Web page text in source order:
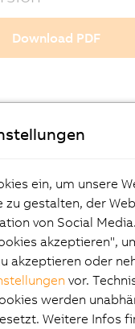
Download PDF
B&R
ein, um unsere
gestalten, der
von Social
akzeptieren",
akzeptieren oder
vor.
werden
Weitere Infos